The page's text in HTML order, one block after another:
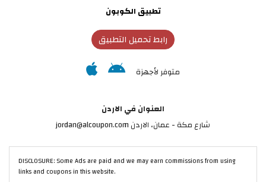
تطبيق الكوبون
رابط تحميل التطبيق
متوفر لأجهزة
العنوان في الاردن
شارع مكة - عمان، الاردن jordan@alcoupon.com
DISCLOSURE: Some Ads are paid and we may earn commissions from using
links and coupons in this website.